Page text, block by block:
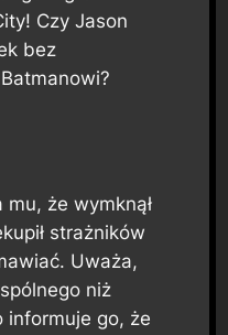
Czy Jason
bez
że wymknął
strażników
Uważa,
niż
informuje go, że